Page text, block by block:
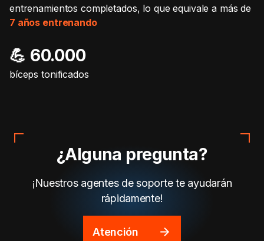
entrenamientos completados, lo que equivale a más de
7 años entrenando
💪 60.000
bíceps tonificados
¿Alguna pregunta?
¡Nuestros agentes de soporte te ayudarán
rápidamente!
Atención